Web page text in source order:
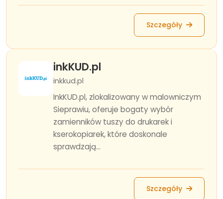
Szczegóły
inkKUD.pl
inkkud.pl
InkKUD.pl, zlokalizowany w malowniczym
Sieprawiu, oferuje bogaty wybór
zamienników tuszy do drukarek i
kserokopiarek, które doskonale
sprawdzają...
Szczegóły